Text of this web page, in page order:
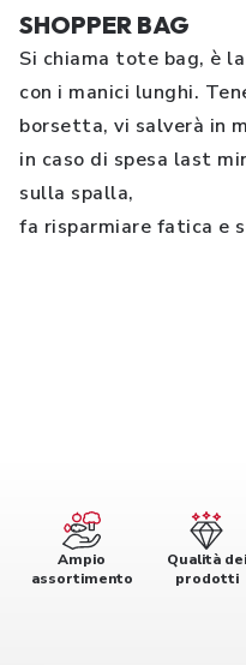
SHOPPER BAG
Si chiama tote bag, è
con i manici lunghi.
borsetta, vi salverà in
in caso di spesa last
sulla spalla,
fa risparmiare fatica e
Ampio
assortimento
Qualità dei
prodotti